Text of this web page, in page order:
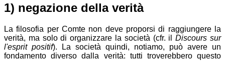
1) negazione della verità
La filosofia per Comte non deve proporsi di raggiungere la
verità, ma solo di organizzare la società (cfr. ilDiscours sur
l'esprit positif). La società quindi, notiamo, può avere un
fondamento diverso dalla verità: tutti troverebbero questo